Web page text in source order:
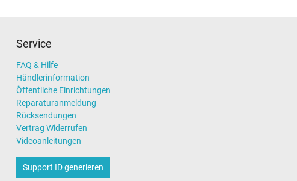
Service
FAQ & Hilfe
Händlerinformation
Öffentliche Einrichtungen
Reparaturanmeldung
Rücksendungen
Vertrag Widerrufen
Videoanleitungen
Support ID generieren